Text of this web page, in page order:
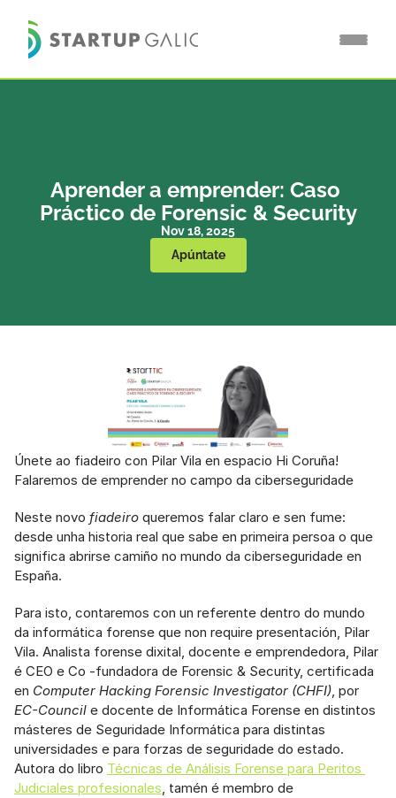
Aprender a emprender: Caso
Práctico de Forensic & Security
Nov 18, 2025
Apúntate
Únete ao fiadeiro con Pilar Vila en espacio Hi Coruña!
Falaremos de emprender no campo da ciberseguridade
Neste novo fiadeiro queremos falar claro e sen fume:
desde unha historia real que sabe en primeira persoa o que
significa abrirse camiño no mundo da ciberseguridade en
España.
Para isto, contaremos con un referente dentro do mundo
da informática forense que non require presentación, Pilar
Vila. Analista forense dixital, docente e emprendedora, Pilar
é CEO e Co -fundadora de Forensic & Security, certificada
en Computer Hacking Forensic Investigator (CHFI)
EC-Council e docente de Informática Forense en distintos
másteres de Seguridade Informática para distintas
universidades e para forzas de seguridade do estado.
Autora do libro Técnicas de Análisis Forense para Peritos
Judiciales profesionales, tamén é membro de